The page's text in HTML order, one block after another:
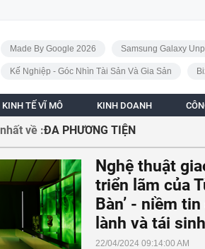
Made By Google 2026
Samsung Galaxy
Kế Nghiệp - Góc Nhìn Tài Sản Và Gia Sản
KINH TẾ VĨ MÔ KINH DOANH
về :ĐA PHƯƠNG TIỆN
Nghệ thuật
triển lãm của
Bàn’ - niềm
lành và tái sinh
22/04/2024 09:14:00 AM